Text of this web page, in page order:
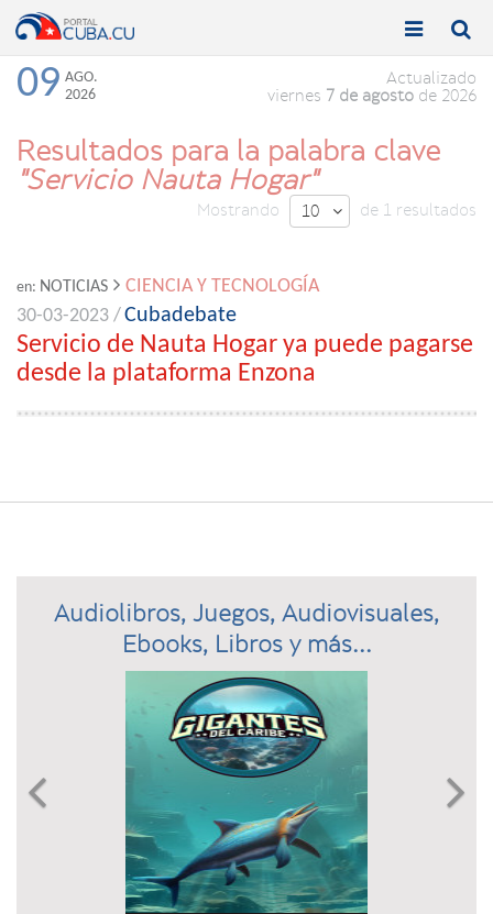
Toggle

Toggle

09 AGO.
2026
Actualizado
viernes 7 de agosto de 2026
Resultados para la palabra clave
"Servicio Nauta Hogar"
Mostrando 10  de 1 resultados
en: NOTICIAS
CIENCIA Y TECNOLOGÍA
30-03-2023 /Cubadebate
Servicio de Nauta Hogar ya puede pagarse
desde la plataforma Enzona
Audiolibros, Juegos, Audiovisuales,
Ebooks, Libros y más...
Previous 